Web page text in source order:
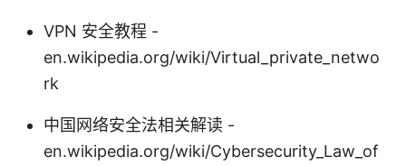
VPN 安全教程 -
en.wikipedia.org/wiki/Virtual_private_netwo
rk
中国网络安全法相关解读 -
en.wikipedia.org/wiki/Cybersecurity_Law_of